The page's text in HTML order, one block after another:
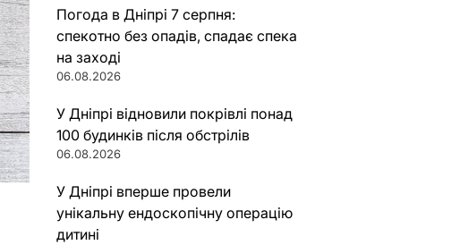
Погода в Дніпрі 7 серпня:
спекотно без опадів, спадає спека
на заході
06.08.2026
У Дніпрі відновили покрівлі понад
100 будинків після обстрілів
06.08.2026
У Дніпрі вперше провели
унікальну ендоскопічну операцію
дитині